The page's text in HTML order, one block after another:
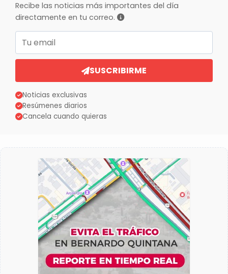
Recibe las noticias más importantes del día
directamente en tu correo.
Correo electrónico
SUSCRIBIRME
Noticias exclusivas
Resúmenes diarios
Cancela cuando quieras